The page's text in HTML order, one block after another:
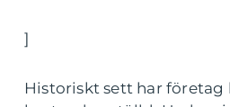
]
Historiskt sett har företag